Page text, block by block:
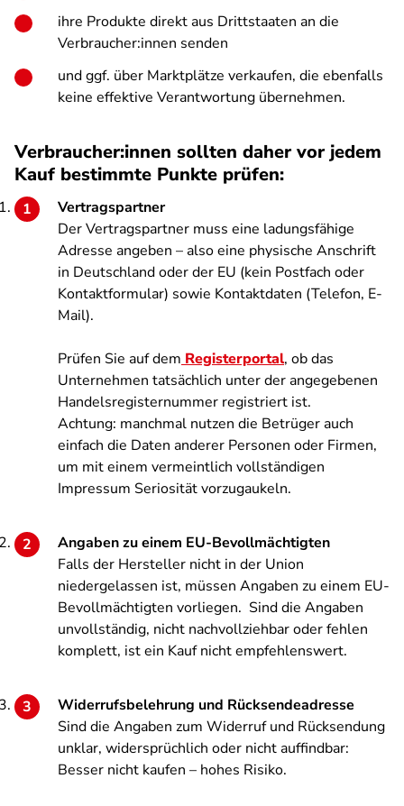
ihre Produkte direkt aus Drittstaaten an die
Verbraucher:innen senden
und ggf. über Marktplätze verkaufen, die ebenfalls
keine effektive Verantwortung übernehmen.
Verbraucher:innen sollten daher vor jedem
Kauf bestimmte Punkte prüfen:
Vertragspartner
Der Vertragspartner muss eine ladungsfähige
Adresse angeben – also eine physische Anschrift
in Deutschland oder der EU (kein Postfach oder
Kontaktformular) sowie Kontaktdaten (Telefon, E-
Mail).
Prüfen Sie auf dem Registerportal, ob das
Unternehmen tatsächlich unter der angegebenen
Handelsregisternummer registriert ist.
Achtung: manchmal nutzen die Betrüger auch
einfach die Daten anderer Personen oder Firmen,
um mit einem vermeintlich vollständigen
Impressum Seriosität vorzugaukeln.
Angaben zu einem EU-Bevollmächtigten
Falls der Hersteller nicht in der Union
niedergelassen ist, müssen Angaben zu einem EU-
Bevollmächtigten vorliegen. Sind die Angaben
unvollständig, nicht nachvollziehbar oder fehlen
komplett, ist ein Kauf nicht empfehlenswert.
Widerrufsbelehrung und Rücksendeadresse
Sind die Angaben zum Widerruf und Rücksendung
unklar, widersprüchlich oder nicht auffindbar:
Besser nicht kaufen – hohes Risiko.